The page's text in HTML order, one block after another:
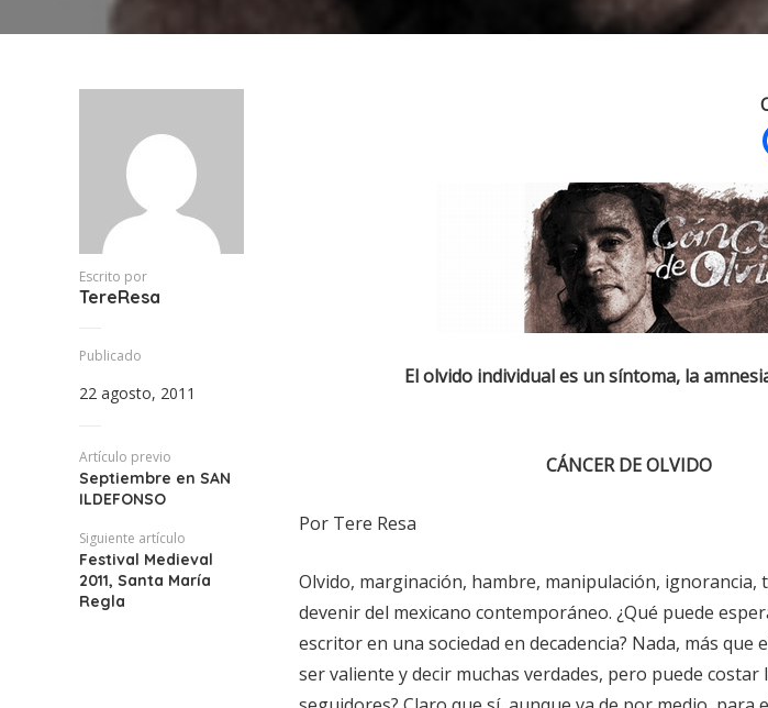
Escrito por
TereResa
Publicado
22 agosto, 2011
Artículo previo
Septiembre en SAN
ILDEFONSO
Siguiente artículo
Festival Medieval
2011, Santa María
Regla
El olvido individual es un síntoma, la
CÁNCER DE OLVIDO
Por Tere Resa
Olvido, marginación, hambre, manipulación, ignorancia,
devenir del mexicano contemporáneo. ¿Qué puede
escritor en una sociedad en decadencia? Nada, más que
ser valiente y decir muchas verdades, pero puede costar